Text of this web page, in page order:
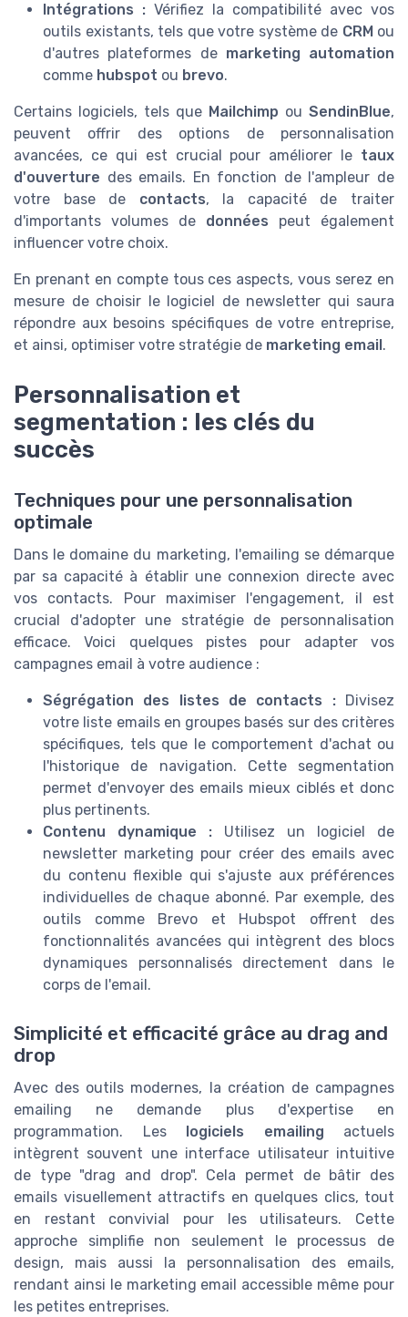
Intégrations : Vérifiez la compatibilité avec vos
outils existants, tels que votre système de CRM ou
d'autres plateformes de marketing automation
comme hubspot ou brevo.
Certains logiciels, tels que Mailchimp ou SendinBlue,
peuvent offrir des options de personnalisation
avancées, ce qui est crucial pour améliorer le taux
d'ouverture des emails. En fonction de l'ampleur de
votre base de contacts, la capacité de traiter
d'importants volumes de données peut également
influencer votre choix.
En prenant en compte tous ces aspects, vous serez en
mesure de choisir le logiciel de newsletter qui saura
répondre aux besoins spécifiques de votre entreprise,
et ainsi, optimiser votre stratégie de marketing email .
Personnalisation et
segmentation : les clés du
succès
Techniques pour une personnalisation
optimale
Dans le domaine du marketing, l'emailing se démarque
par sa capacité à établir une connexion directe avec
vos contacts. Pour maximiser l'engagement, il est
crucial d'adopter une stratégie de personnalisation
efficace. Voici quelques pistes pour adapter vos
campagnes email à votre audience :
Ségrégation des listes de contacts :Divisez
votre liste emails en groupes basés sur des critères
spécifiques, tels que le comportement d'achat ou
l'historique de navigation. Cette segmentation
permet d'envoyer des emails mieux ciblés et donc
plus pertinents.
Contenu dynamique : Utilisez un logiciel de
newsletter marketing pour créer des emails avec
du contenu flexible qui s'ajuste aux préférences
individuelles de chaque abonné. Par exemple, des
outils comme Brevo et Hubspot offrent des
fonctionnalités avancées qui intègrent des blocs
dynamiques personnalisés directement dans le
corps de l'email.
Simplicité et efficacité grâce au drag and
drop
Avec des outils modernes, la création de campagnes
emailing ne demande plus d'expertise en
programmation. Les logiciels emailing actuels
intègrent souvent une interface utilisateur intuitive
de type "drag and drop". Cela permet de bâtir des
emails visuellement attractifs en quelques clics, tout
en restant convivial pour les utilisateurs. Cette
approche simplifie non seulement le processus de
design, mais aussi la personnalisation des emails,
rendant ainsi le marketing email accessible même pour
les petites entreprises.